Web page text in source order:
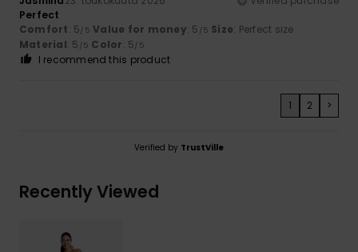
Perfect
Comfort: 5/5 Value for money: 5 /5 Size: Perfect size
Material: 5 /5 Color: 5/5
I recommend this product
1 2 >
Verified by TrustVille
Recently Viewed